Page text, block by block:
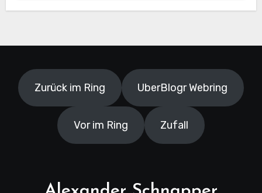
Zurück im Ring UberBlogr Webring
Vor im Ring Zufall